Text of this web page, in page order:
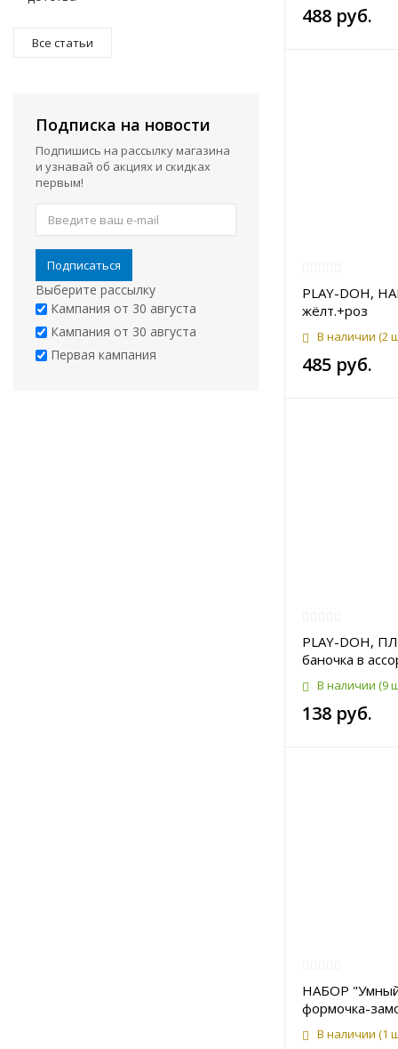
Все статьи
Подписка на новости
Подпишись на рассылку магазина
и узнавай об акциях и скидках
первым!
Подписаться
Выберите рассылку
Кампания от 30 августа
Кампания от 30 августа
Первая кампания
488 руб.
PLAY-DOH,
жёлт.+роз
В наличии (2
485 руб.
PLAY-DOH,
баночка в
В наличии (9
138 руб.
НАБОР
формочка-
В наличии (1